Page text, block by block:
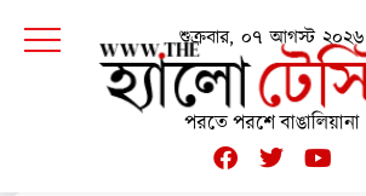
শুক্রবার, ০৭ আগস্ট ২০২৬
পরতে পরশে বাঙালিয়ানা